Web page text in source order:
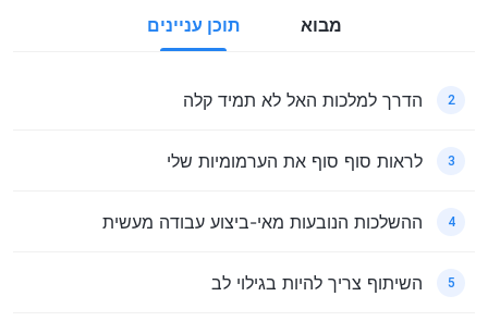
מבוא תוכן עניינים
2 הדרך למלכות האל לא תמיד קלה
3 לראות סוף סוף את הערמומיות שלי
4 ההשלכות הנובעות מאי-ביצוע עבודה מעשית
5 השיתוף צריך להיות בגילוי לב